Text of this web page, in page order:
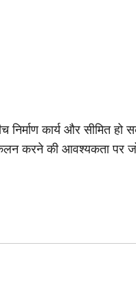
निर्माण कार्य और सीमित
करने की आवश्यकता पर